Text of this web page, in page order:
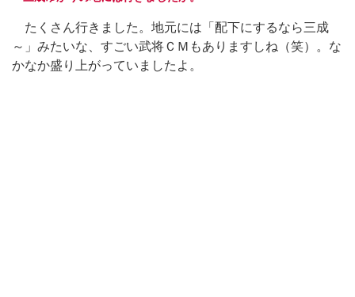
たくさん行きました。地元には「配下にするなら三成
～」みたいな、すごい武将ＣＭもありますしね（笑）。な
かなか盛り上がっていましたよ。